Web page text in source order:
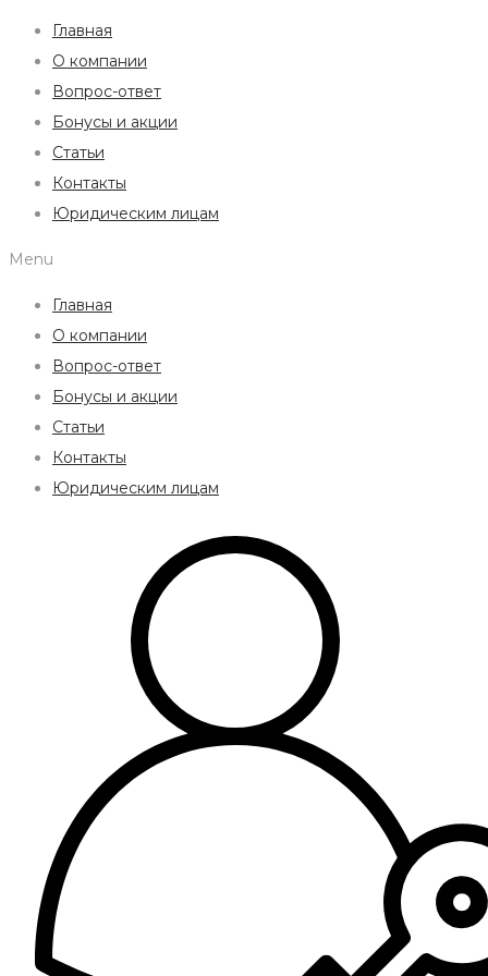
Главная
О компании
Вопрос-ответ
Бонусы и акции
Статьи
Контакты
Юридическим лицам
Menu
Главная
О компании
Вопрос-ответ
Бонусы и акции
Статьи
Контакты
Юридическим лицам